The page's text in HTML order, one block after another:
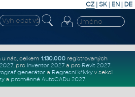
CZ | SK| EN | DE
u nás, celkem 1.130.000registrovaných
, pro Inventor 2027a pro Revit 2027.
generátor a Regresní křivkyv sekci
a proměnné AutoCADu 2027.